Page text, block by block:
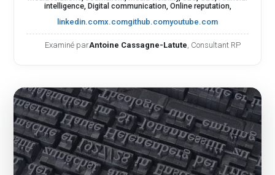
intelligence, Digital communication, Online reputation,
linkedin.comx.comgithub.comyoutube.com
Examiné parAntoine Cassagne-Latute, Consultant RP